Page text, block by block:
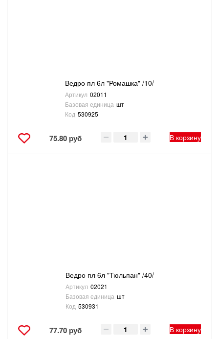
Ведро пл 6л "Ромашка" /10/
Артикул 02011
Базовая единица шт
Код 530925
75.80 руб В корзину
Ведро пл 6л "Тюльпан" /40/
Артикул 02021
Базовая единица шт
Код 530931
77.70 руб В корзину